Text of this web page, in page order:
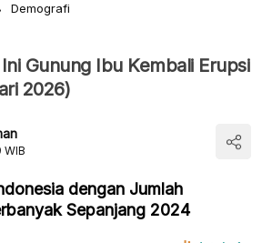
Demografi
Gunung Ibu Kembali Erupsi
2026)
WIB
dengan Jumlah
Sepanjang 2024